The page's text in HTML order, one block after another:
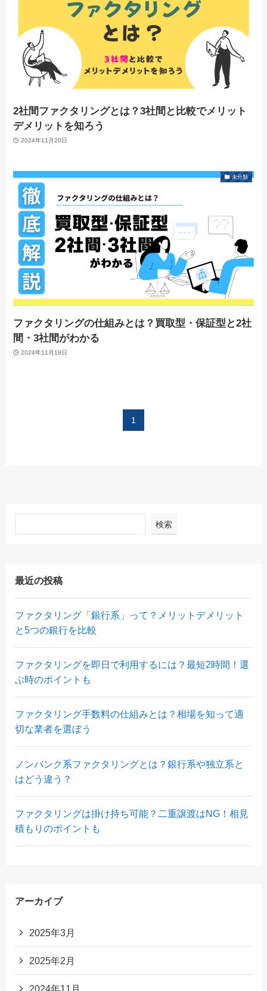
2社間ファクタリングとは？3社間と比較でメリット
デメリットを知ろう
2024年11月20日
未分類
ファクタリングの仕組みとは？買取型・保証型と2社
間・3社間がわかる
2024年11月19日
1
検索
最近の投稿
ファクタリング「銀行系」って？メリットデメリット
と5つの銀行を比較
ファクタリングを即日で利用するには？最短2時間！選
ぶ時のポイントも
ファクタリング手数料の仕組みとは？相場を知って適
切な業者を選ぼう
ノンバンク系ファクタリングとは？銀行系や独立系と
はどう違う？
ファクタリングは掛け持ち可能？二重譲渡はNG！相見
積もりのポイントも
アーカイブ
2025年3月
2025年2月
2024年11月